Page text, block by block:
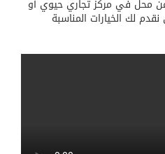
عن محل في مركز تجاري حيوي أو
لك الخيارات المناسبة